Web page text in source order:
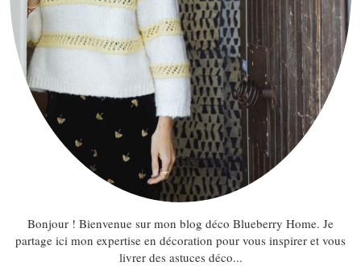
Bonjour ! Bienvenue sur mon blog déco Blueberry Home. Je
partage ici mon expertise en décoration pour vous inspirer et vous
livrer des astuces déco...